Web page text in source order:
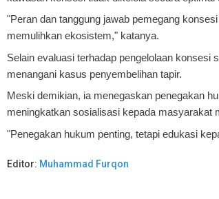
"Peran dan tanggung jawab pemegang
memulihkan ekosistem," katanya.
Selain evaluasi terhadap pengelolaan konsesi
menangani kasus penyembelihan tapir.
Meski demikian, ia menegaskan penegakan
meningkatkan sosialisasi kepada masyarakat
"Penegakan hukum penting, tetapi edukasi
Editor: Muhammad Furqon